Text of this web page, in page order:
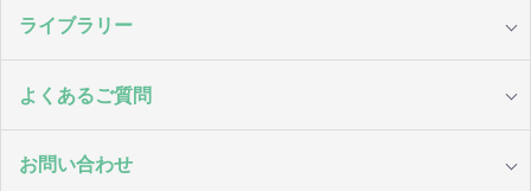
ライブラリー
よくあるご質問
お問い合わせ